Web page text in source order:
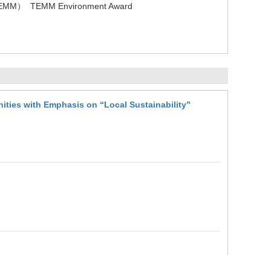
） TEMM Environment Award
with Emphasis on “Local Sustainability”